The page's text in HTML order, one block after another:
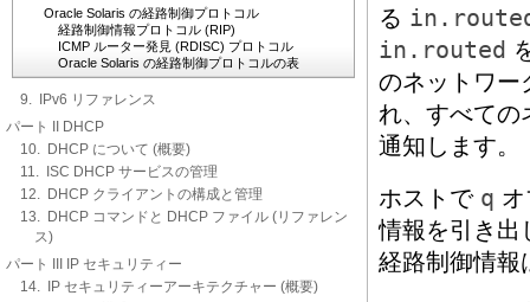
Oracle Solaris の経路制御プロトコル
経路制御情報プロトコル (RIP)
ICMP ルーター発見 (RDISC) プロトコル
Oracle Solaris の経路制御プロトコルの表
9. IPv6 リファレンス
パート II DHCP
10. DHCP について (概要)
11. ISC DHCP サービスの管理
12. DHCP クライアントの構成と管理
13. DHCP コマンドと DHCP ファイル (リファレン
ス)
パート III IP セキュリティー
14. IP セキュリティーアーキテクチャー (概要)
る
in.routed
のネットワー
れ、すべての
通知します。
ホストで q
情報を引き出
経路制御情報